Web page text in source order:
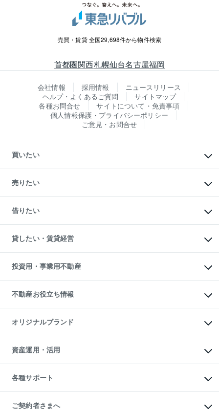
売買・賃貸 全国29,698件から物件検索
首都圏関西札幌仙台名古屋福岡
会社情報 採用情報
ニュースリリース
ヘルプ・よくあるご質問
サイトマップ
各種お問合せ
サイトについて・免責事項
個人情報保護・プライバシーポリシー
ご意見・お問合せ
買いたい
新築・分譲マンションの購入
中古マンションの購入
一戸建ての購入
中古一戸建ての購入
不動産購入の流れ
注目キーワード物件特集
購入ガイド
English 繁体中文簡体中文
売りたい
一戸建ての売却・査定
土地の売却・査定
スピードAI査定
不動産査定について
不動産売却の流れ
不動産買換えの流れ
売却ガイド
借りたい
オフィス・店舗の賃貸
借りるときの流れ
借りるガイド
貸したい・賃貸経営
マンション賃料データ
賃貸管理プラン
リロケーションについて
貸すガイド
投資用・事業用不動産
事業用不動産
マンション投資
投資用マンション
アパート経営
収益物件
ビル購入（ビル一棟）
投資用不動産の売却査定
事業用不動産の売却査定
不動産お役立ち情報
マンションライブラリー
人気マンションランキング
暮らしに役立つ不動産メディア
不動産相場・不動産価格情報
不動産コラム・ニュース
不動産用語集
不動産なんでもネット相談室
住まいの税金
オリジナルブランド
一棟リノベーションマンション
L`GENTE（ルジェンテ）
区分リノベーションマンション
投資用一棟レジデンスWELL
不動産小口投資
LEGACIA（レガシア）
資産運用・活用
不動産M&A
アセットマネジメント・出資
各種サポート
相続サポート
ご契約者さまへ